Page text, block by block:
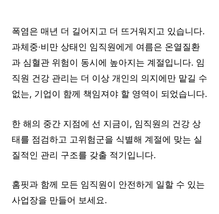
폭염은 매년 더 길어지고 더 뜨거워지고 있습니다.
과체중·비만 상태인 임직원에게 여름은 온열질환
과 심혈관 위험이 동시에 높아지는 계절입니다. 임
직원 건강 관리는 더 이상 개인의 의지에만 맡길 수
없는, 기업이 함께 책임져야 할 영역이 되었습니다.
한 해의 중간 지점에 선 지금이, 임직원의 건강 상
태를 점검하고 고위험군을 식별해 계절에 맞는 실
질적인 관리 구조를 갖출 적기입니다.
홈핏과 함께 모든 임직원이 안전하게 일할 수 있는
사업장을 만들어 보세요.